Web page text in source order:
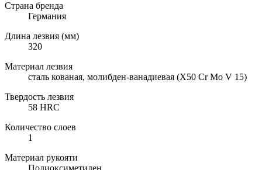
Страна бренда
Германия
Длина лезвия (мм)
320
Материал лезвия
сталь кованая, молибден-ванадиевая (X50 Cr Mo V 15)
Твердость лезвия
58 HRC
Количество слоев
1
Материал рукояти